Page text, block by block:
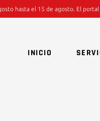
hasta el 15 de agosto. El
INICIO